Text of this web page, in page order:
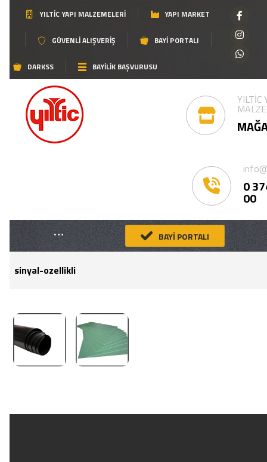
YILTIC YAPI MALZEMELERI YAPI MARKET
GÜVENLI ALIŞVERIŞ BAYI PORTALI
DARKSS BAYİLİK BAŞVURUSU
YILTİC
0
00
BAYİ PORTALI
sinyal-ozellikli